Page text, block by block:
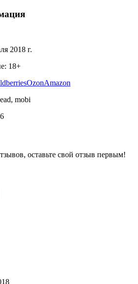
2018 г.
18+
OzonAmazon
mobi
оставьте свой отзыв первым!